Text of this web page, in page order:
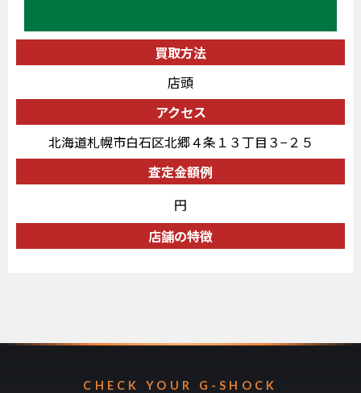
買取方法
店頭
アクセス
北海道札幌市白石区北郷４条１３丁目３−２５
査定金額例
円
店舗の特徴
CHECK YOUR G-SHOCK